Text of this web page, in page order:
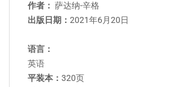
作者： 萨达纳-辛格
出版日期： 2021年6月20日
语言：
英语
平装本： 320页